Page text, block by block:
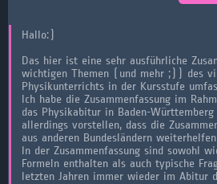
Hallo:)
Das hier ist eine sehr ausführliche
wichtigen Themen (und mehr ;)) des
Physikunterrichts in der Kursstufe
Ich habe die Zusammenfassung im
das Physikabitur in Baden-
allerdings vorstellen, dass die
aus anderen Bundesländern
In der Zusammenfassung sind sowohl
Formeln enthalten als auch typische
letzten Jahren immer wieder im Abitur